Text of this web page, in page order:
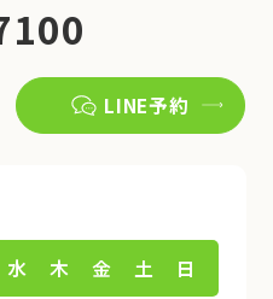
LINE予約
水 木 金 土 日